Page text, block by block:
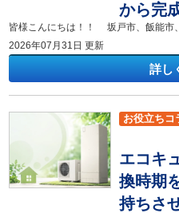
から完
底解説
2026年07月31日 更新
詳し
エコキ
換時期
持ちさ
お役立ちコ
鳩山町
越